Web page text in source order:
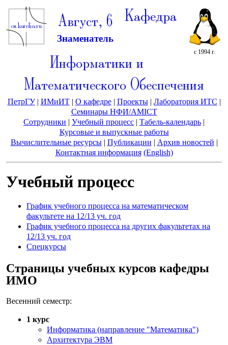
Август, 6
Знаменатель
с 1994 г.
Кафедра
Информатики и
Математического Обеспечения
ПетрГУ| ИМиИТ| О кафедре| Проекты| Лаборатория ИТС |
Семинары НФИ/AMICT
Сотрудники | Учебный процесс | Табель-календарь |
Курсовые и выпускные работы
Вычислительные ресурсы| Публикации | Архив новостей |
Контактная информация (English)
Учебный процесс
График учебного процесса на математическом
факультете на 12/13 уч. год
График учебного процесса на других факультетах на
12/13 уч. год
Спецкурсы
Страницы учебных курсов кафедры
ИМО
Весенний семестр:
1 курс
Информатика (направление "Математика")
Архитектура ЭВМ